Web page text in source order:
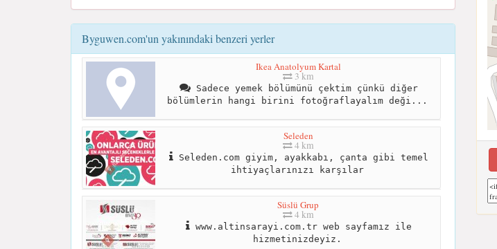
Byguwen.com'un yakınındaki benzeri yerler
Ikea Anatolyum Kartal
3 km
Sadece yemek bölümünü çektim çünkü diğer
bölümlerin hangi birini fotoğraflayalım deği...
Seleden
4 km
Seleden.com giyim, ayakkabı, çanta gibi temel
ihtiyaçlarınızı karşılar
Süslü Grup
4 km
www.altinsarayi.com.tr web sayfamız ile
hizmetinizdeyiz.